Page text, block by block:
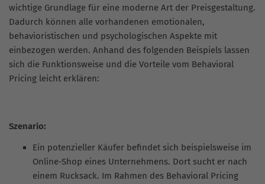
wichtige Grundlage für eine moderne Art der Preisgestaltung.
Dadurch können alle vorhandenen emotionalen,
behavioristischen und psychologischen Aspekte mit
einbezogen werden. Anhand des folgenden Beispiels lassen
sich die Funktionsweise und die Vorteile vom Behavioral
Pricing leicht erklären:
Szenario:
Ein potenzieller Käufer befindet sich beispielsweise im
Online-Shop eines Unternehmens. Dort sucht er nach
einem Rucksack. Im Rahmen des Behavioral Pricing